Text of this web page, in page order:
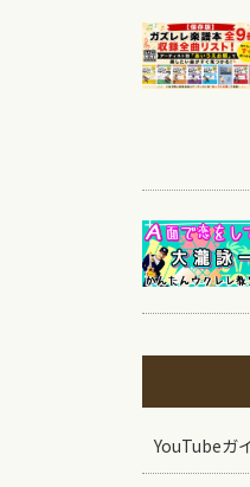
YouTubeガ